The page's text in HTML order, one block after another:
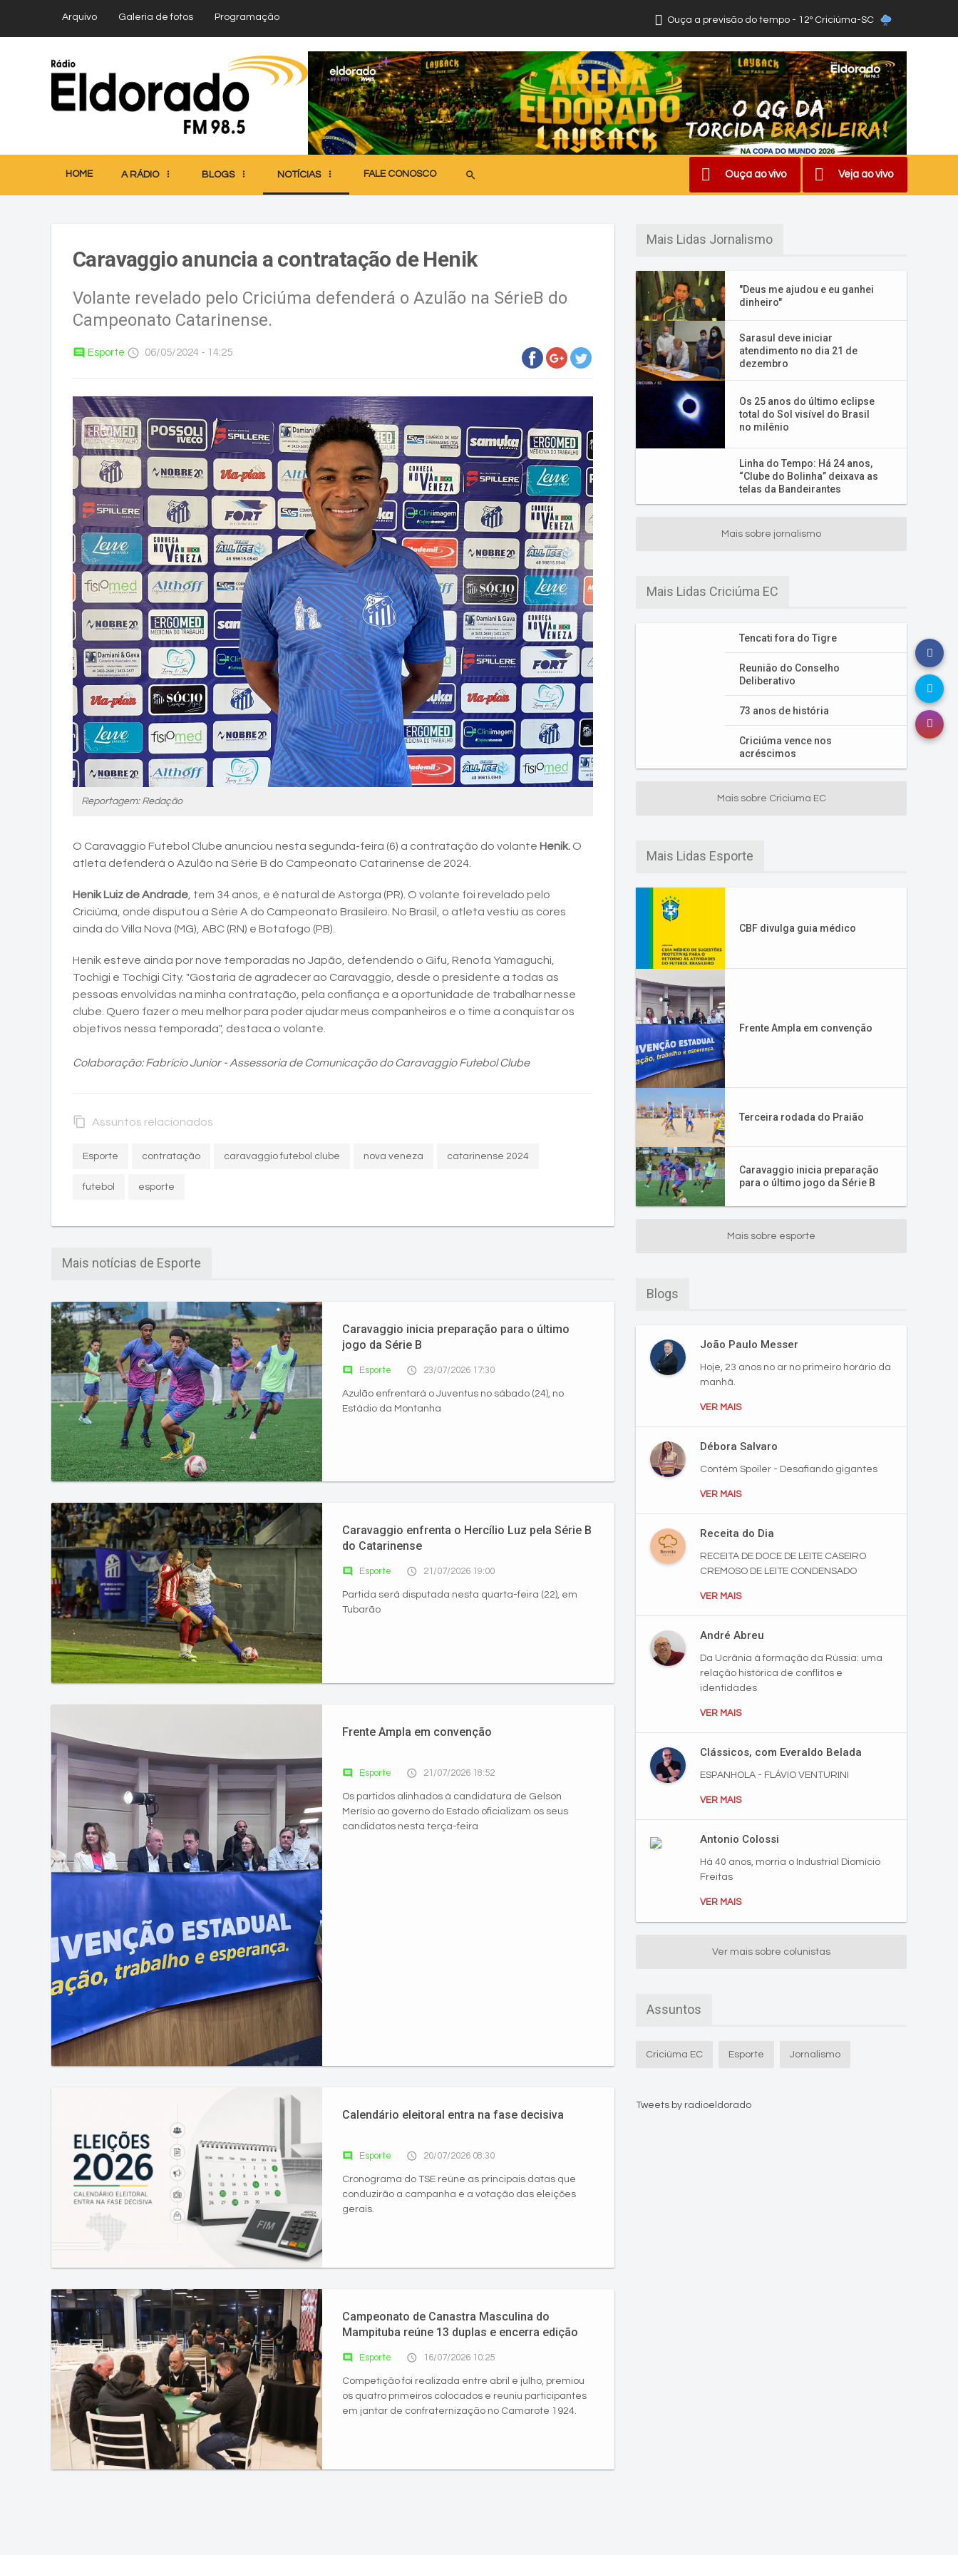
Arquivo Galeria de fotos Programação Ouça a previsão do tempo - 12º Criciúma-SC
HOME A RÁDIO BLOGS NOTÍCIAS FALE CONOSCO search Ouça ao vivo Veja ao vivo
Caravaggio anuncia a contratação de Henik
Volante revelado pelo Criciúma defenderá o Azulão na SérieB do
Campeonato Catarinense.
comment Esporte access_time 06/05/2024 - 14:25
Reportagem: Redação
O Caravaggio Futebol Clube anunciou nesta segunda-feira (6) a contratação do volante Henik. O
atleta defenderá o Azulão na Série B do Campeonato Catarinense de 2024.
Henik Luiz de Andrade , tem 34 anos, e é natural de Astorga (PR). O volante foi revelado pelo
Criciúma, onde disputou a Série A do Campeonato Brasileiro. No Brasil, o atleta vestiu as cores
ainda do Villa Nova (MG), ABC (RN) e Botafogo (PB).
Henik esteve ainda por nove temporadas no Japão, defendendo o Gifu, Renofa Yamaguchi,
Tochigi e Tochigi City. "Gostaria de agradecer ao Caravaggio, desde o presidente a todas as
pessoas envolvidas na minha contratação, pela confiança e a oportunidade de trabalhar nesse
clube. Quero fazer o meu melhor para poder ajudar meus companheiros e o time a conquistar os
objetivos nessa temporada", destaca o volante.
Colaboração: Fabrício Junior - Assessoria de Comunicação do Caravaggio Futebol Clube
content_copy Assuntos relacionados
Esporte contratação caravaggio futebol clube nova veneza catarinense 2024
futebol esporte
Mais notícias de Esporte
Caravaggio inicia preparação para o último
jogo da Série B
comment Esporte access_time 23/07/2026 17:30
Azulão enfrentará o Juventus no sábado (24), no
Estádio da Montanha
Caravaggio enfrenta o Hercílio Luz pela Série B
do Catarinense
comment Esporte access_time 21/07/2026 19:00
Partida será disputada nesta quarta-feira (22), em
Tubarão
Frente Ampla em convenção
comment Esporte access_time 21/07/2026 18:52
Os partidos alinhados à candidatura de Gelson
Merísio ao governo do Estado oficializam os seus
candidatos nesta terça-feira
Calendário eleitoral entra na fase decisiva
comment Esporte access_time 20/07/2026 08:30
Cronograma do TSE reúne as principais datas que
conduzirão a campanha e a votação das eleições
gerais.
Campeonato de Canastra Masculina do
Mampituba reúne 13 duplas e encerra edição
comment Esporte access_time 16/07/2026 10:25
Competição foi realizada entre abril e julho, premiou
os quatro primeiros colocados e reuniu participantes
em jantar de confraternização no Camarote 1924.
Mais Lidas Jornalismo
"Deus me ajudou e eu ganhei
dinheiro"
Sarasul deve iniciar
atendimento no dia 21 de
dezembro
Os 25 anos do último eclipse
total do Sol visível do Brasil
no milênio
Linha do Tempo: Há 24 anos,
“Clube do Bolinha” deixava as
telas da Bandeirantes
Mais sobre jornalismo
Mais Lidas Criciúma EC
Tencati fora do Tigre
Reunião do Conselho
Deliberativo
73 anos de história
Criciúma vence nos
acréscimos
Mais sobre Criciúma EC
Mais Lidas Esporte
CBF divulga guia médico
Frente Ampla em convenção
Terceira rodada do Praião
Caravaggio inicia preparação
para o último jogo da Série B
Mais sobre esporte
Blogs
João Paulo Messer
Hoje, 23 anos no ar no primeiro horário da
manhã.
VER MAIS
Débora Salvaro
Contém Spoiler - Desafiando gigantes
VER MAIS
Receita do Dia
RECEITA DE DOCE DE LEITE CASEIRO
CREMOSO DE LEITE CONDENSADO
VER MAIS
André Abreu
Da Ucrânia à formação da Rússia: uma
relação histórica de conflitos e
identidades
VER MAIS
Clássicos, com Everaldo Belada
ESPANHOLA - FLÁVIO VENTURINI
VER MAIS
Antonio Colossi
Há 40 anos, morria o Industrial Diomício
Freitas
VER MAIS
Ver mais sobre colunistas
Assuntos
Criciúma EC Esporte Jornalismo
Tweets by radioeldorado